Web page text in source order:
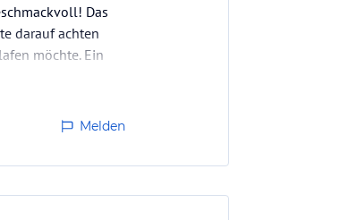
Das
darauf achten
möchte. Ein
Melden